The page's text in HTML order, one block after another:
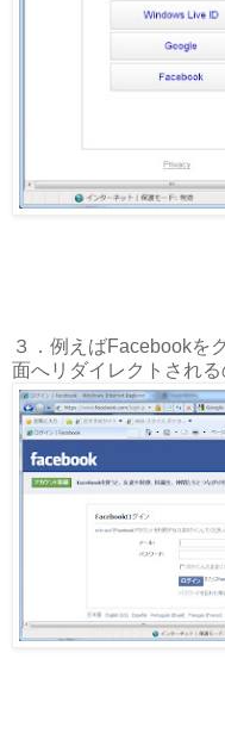
３．例えばFacebookを
面へリダイレクトされ